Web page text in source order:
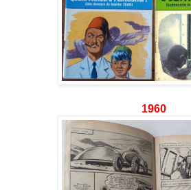
1960